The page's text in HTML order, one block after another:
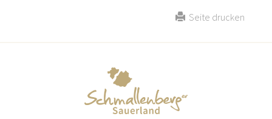
Seite drucken